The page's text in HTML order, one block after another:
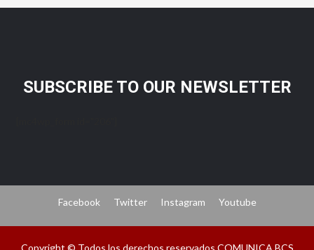
SUBSCRIBE TO OUR NEWSLETTER
Facebook Twitter Instagram Youtube